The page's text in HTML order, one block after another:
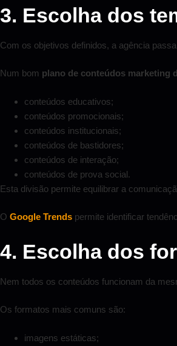
3. Escolha dos
Com os objetivos definidos, a agência
Num bom plano de conteúdos marketing
conteúdos educativos;
conteúdos promocionais;
conteúdos institucionais;
conteúdos de bastidores;
conteúdos de interação;
conteúdos de prova social.
Esta divisão permite equilibrar a
O Google Trends permite identificar
4. Escolha dos
Nem todos os conteúdos funcionam da
Os formatos mais comuns são:
imagens estáticas;